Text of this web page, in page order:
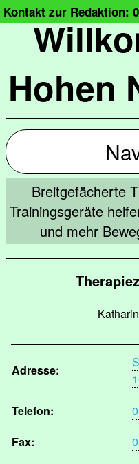
Hohen
Kontakt zur Redaktion:
Breitgefächerte
Trainingsgeräte
und mehr
Adresse:
Telefon:
Fax: